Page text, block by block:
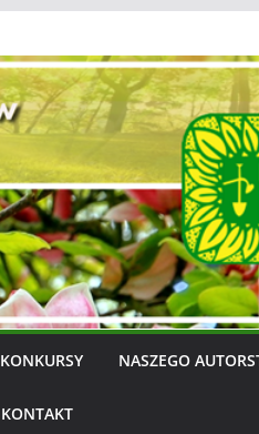
KONKURSY NASZEGO
KONTAKT